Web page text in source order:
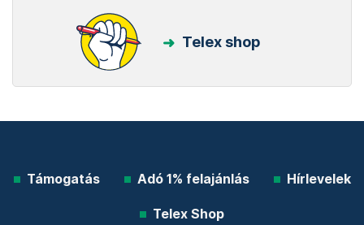
Telex shop
Támogatás Adó 1% felajánlás Hírlevelek
Telex Shop